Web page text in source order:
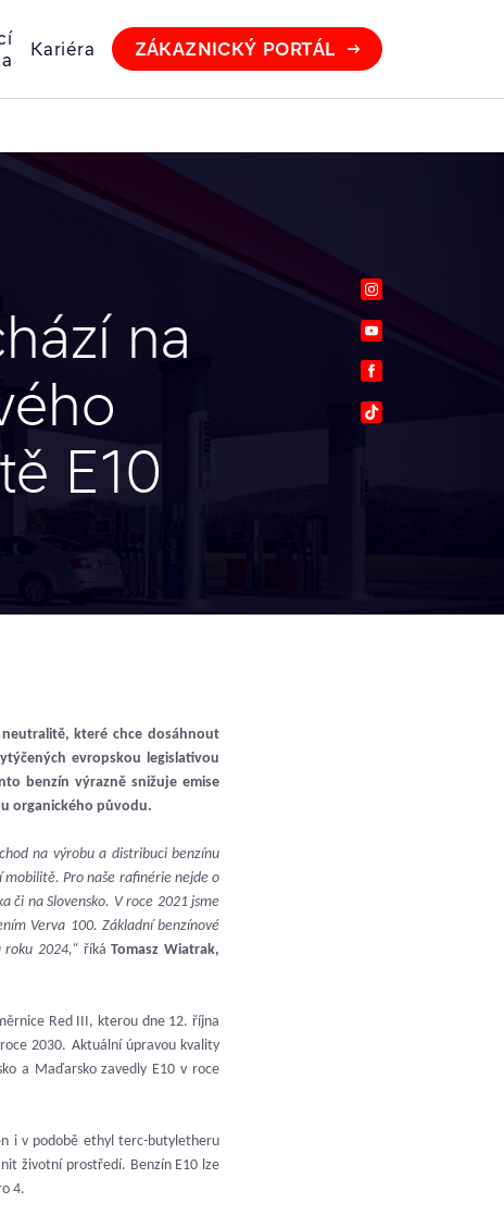
Kariéra ZÁKAZNICKÝ PORTÁL
na
E10
Instagram
Youtube
Facebook
TikTok
které chce dosáhnout
evropskou legislativou
benzín výrazně snižuje emise
organického původu.
na výrobu a distribuci benzínu
Pro naše rafinérie nejde o
či na Slovensko. V roce 2021 jsme
Verva 100. Základní benzínové
2024,“ říkáTomasz Wiatrak,
Red III, kterou dne 12. října
2030. Aktuální úpravou kvality
a Maďarsko zavedly E10 v roce
i v podobě ethyl terc-butyletheru
životní prostředí. Benzín E10 lze
4.